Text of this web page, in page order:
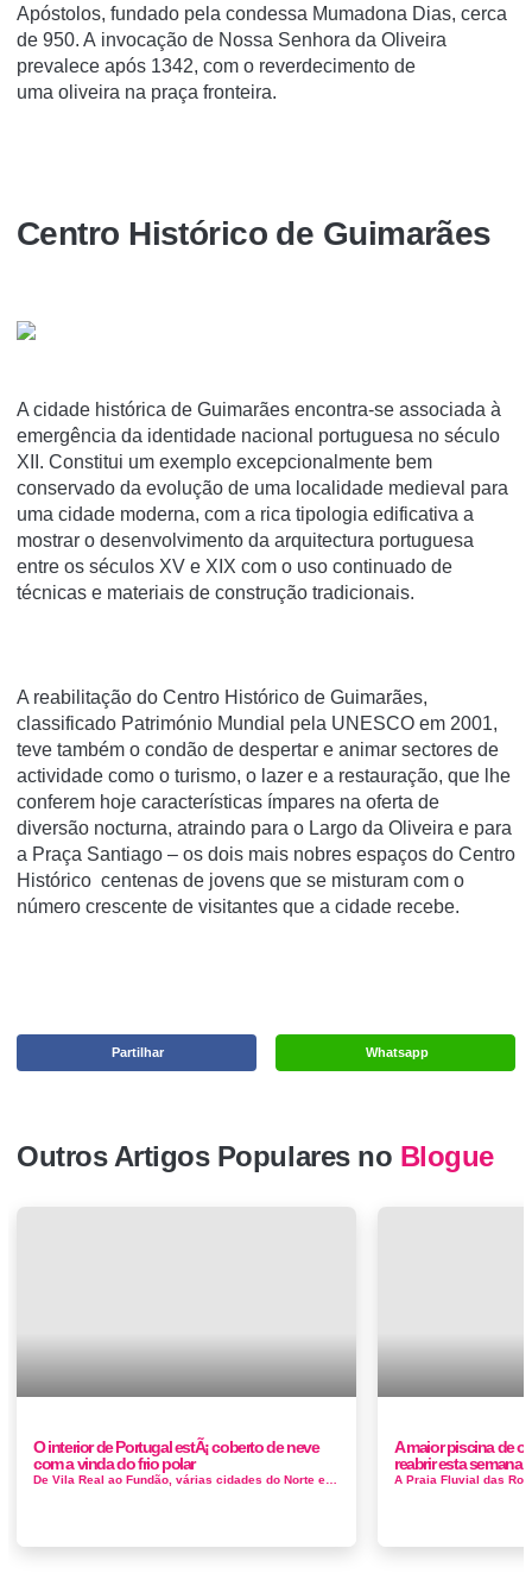
Apóstolos, fundado pela condessa Mumadona Dias, cerca
de 950. A invocação de Nossa Senhora da Oliveira
prevalece após 1342, com o reverdecimento de
uma oliveira na praça fronteira.
Centro Histórico de Guimarães
A cidade histórica de Guimarães encontra-se associada à
emergência da identidade nacional portuguesa no século
XII. Constitui um exemplo excepcionalmente bem
conservado da evolução de uma localidade medieval para
uma cidade moderna, com a rica tipologia edificativa a
mostrar o desenvolvimento da arquitectura portuguesa
entre os séculos XV e XIX com o uso continuado de
técnicas e materiais de construção tradicionais.
A reabilitação do Centro Histórico de Guimarães,
classificado Património Mundial pela UNESCO em 2001,
teve também o condão de despertar e animar sectores de
actividade como o turismo, o lazer e a restauração, que lhe
conferem hoje características ímpares na oferta de
diversão nocturna, atraindo para o Largo da Oliveira e para
a Praça Santiago – os dois mais nobres espaços do Centro
Histórico centenas de jovens que se misturam com o
número crescente de visitantes que a cidade recebe.
Whatsapp
Partilhar
Outros Artigos Populares no Blogue
O interior de Portugal estÃ¡ coberto de neve
com a vinda do frio polar
A maior piscina de
reabrir esta semana